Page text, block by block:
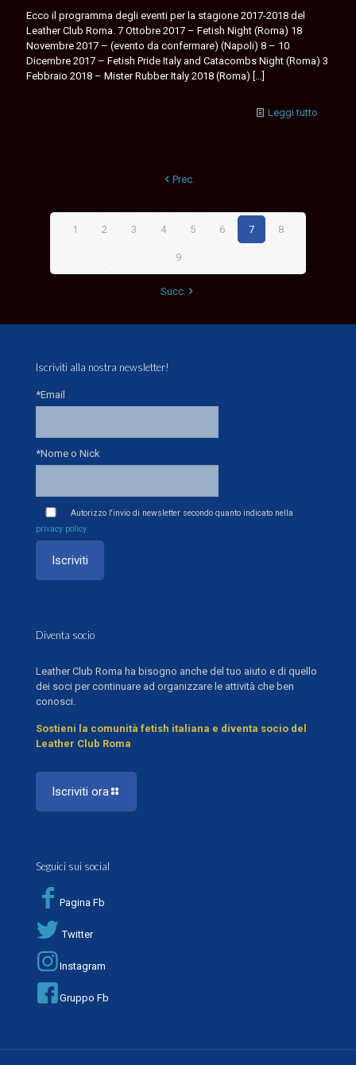
Ecco il programma degli eventi per la stagione 2017-2018 del
Leather Club Roma. 7 Ottobre 2017 – Fetish Night (Roma) 18
Novembre 2017 – (evento da confermare) (Napoli) 8 – 10
Dicembre 2017 – Fetish Pride Italy and Catacombs Night (Roma) 3
Febbraio 2018 – Mister Rubber Italy 2018 (Roma) […]
Leggi tutto
Prec.
1 2 3 4 5 6 7 8
9
Succ.
Iscriviti alla nostra newsletter!
*Email
*Nome o Nick
Autorizzo l'invio di newsletter secondo quanto indicato nella
privacy policy
Diventa socio
Leather Club Roma ha bisogno anche del tuo aiuto e di quello
dei soci per continuare ad organizzare le attività che ben
conosci.
Sostieni la comunità fetish italiana e diventa socio del
Leather Club Roma
Iscriviti ora
Seguici sui social
Pagina Fb
Twitter
Instagram
Gruppo Fb